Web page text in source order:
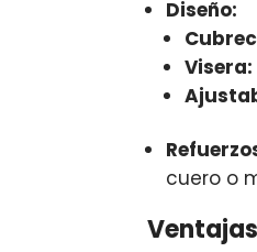
Diseño:
Visera:
cuero o